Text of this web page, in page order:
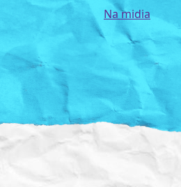
Na midia